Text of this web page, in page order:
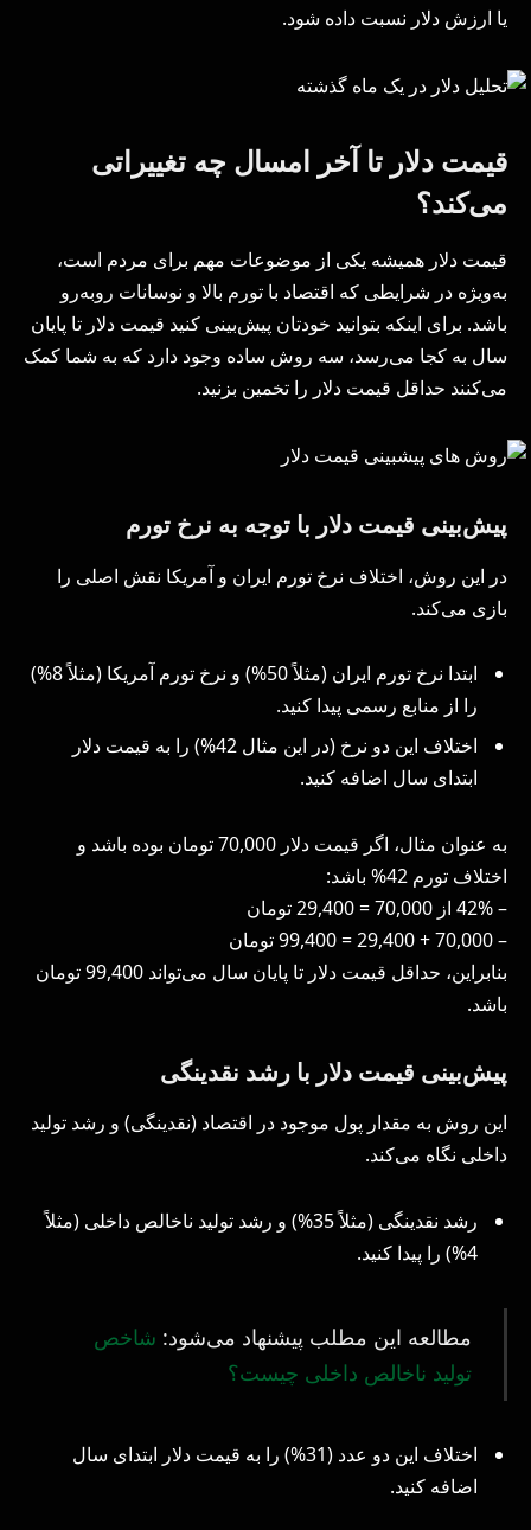
یا ارزش دلار نسبت داده شود.
قیمت دلار تا آخر امسال چه تغییراتی
می‌کند؟
قیمت دلار همیشه یکی از موضوعات مهم برای مردم است،
به‌ویژه در شرایطی که اقتصاد با تورم بالا و نوسانات روبه‌رو
باشد. برای اینکه بتوانید خودتان پیش‌بینی کنید قیمت دلار تا پایان
سال به کجا می‌رسد، سه روش ساده وجود دارد که به شما کمک
می‌کنند حداقل قیمت دلار را تخمین بزنید.
پیش‌بینی قیمت دلار با توجه به نرخ تورم
در این روش، اختلاف نرخ تورم ایران و آمریکا نقش اصلی را
بازی می‌کند.
ابتدا نرخ تورم ایران (مثلاً 50%) و نرخ تورم آمریکا (مثلاً 8%)
را از منابع رسمی پیدا کنید.
اختلاف این دو نرخ (در این مثال 42%) را به قیمت دلار
ابتدای سال اضافه کنید.
به عنوان مثال، اگر قیمت دلار 70,000 تومان بوده باشد و
اختلاف تورم 42% باشد:
– 42% از 70,000 = 29,400 تومان
– 70,000 + 29,400 = 99,400 تومان
بنابراین، حداقل قیمت دلار تا پایان سال می‌تواند 99,400 تومان
باشد.
پیش‌بینی قیمت دلار با رشد نقدینگی
این روش به مقدار پول موجود در اقتصاد (نقدینگی) و رشد تولید
داخلی نگاه می‌کند.
رشد نقدینگی (مثلاً 35%) و رشد تولید ناخالص داخلی (مثلاً
4%) را پیدا کنید.
مطالعه این مطلب پیشنهاد می‌شود: شاخص
تولید ناخالص داخلی چیست؟
اختلاف این دو عدد (31%) را به قیمت دلار ابتدای سال
اضافه کنید.